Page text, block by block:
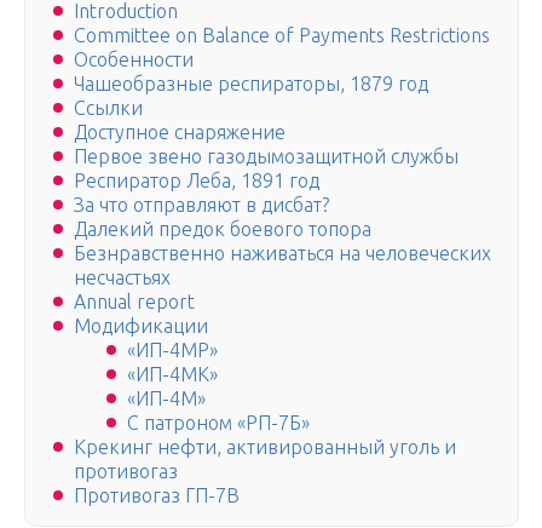
Introduction
Committee on Balance of Payments Restrictions
Особенности
Чашеобразные респираторы, 1879 год
Ссылки
Доступное снаряжение
Первое звено газодымозащитной службы
Респиратор Леба, 1891 год
За что отправляют в дисбат?
Далекий предок боевого топора
Безнравственно наживаться на человеческих
несчастьях
Annual report
Модификации
«ИП-4МР»
«ИП-4МК»
«ИП-4М»
С патроном «РП-7Б»
Крекинг нефти, активированный уголь и
противогаз
Противогаз ГП-7В